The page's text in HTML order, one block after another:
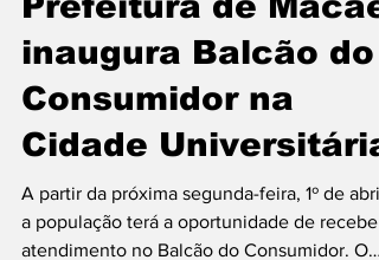
28 de mar. de 2024
3 min de leitura
Prefeitura de Macaé